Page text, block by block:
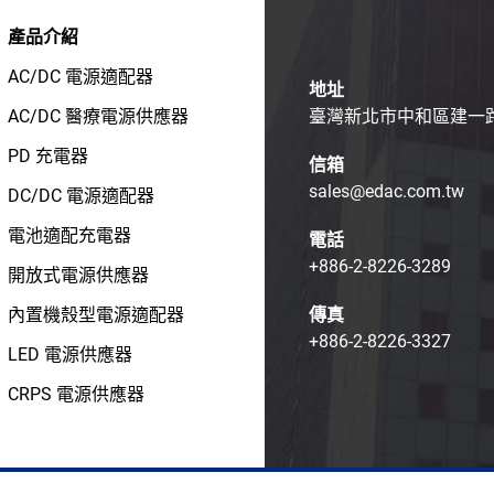
產品介紹
AC/DC 電源適配器
AC/DC 醫療電源供應器
PD 充電器
DC/DC 電源適配器
電池適配充電器
開放式電源供應器
內置機殼型電源適配器
LED 電源供應器
CRPS 電源供應器
地址
臺灣新北市中和區建一
信箱
sales@edac.com.tw
電話
+886-2-8226-3289
傳真
+886-2-8226-3327